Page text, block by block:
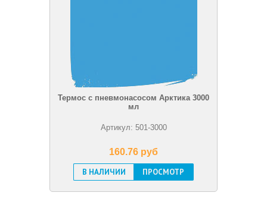
Термос с пневмонасосом Арктика 3000
мл
Артикул: 501-3000
160.76 pуб
В НАЛИЧИИ
ПРОСМОТР